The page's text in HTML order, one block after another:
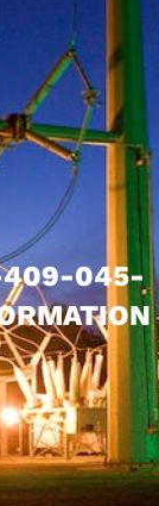
409-045-